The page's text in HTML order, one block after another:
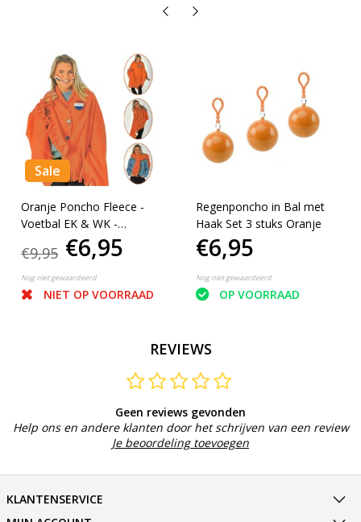
Sale
Oranje Poncho Fleece -
Voetbal EK & WK -
Koningsdag - One size
€9,95 €6,95
Nog niet gewaardeerd
NIET OP VOORRAAD
Regenponcho in Bal met
Haak Set 3 stuks Oranje
€6,95
Nog niet gewaardeerd
OP VOORRAAD
REVIEWS
Geen reviews gevonden
Help ons en andere klanten door het schrijven van een review
Je beoordeling toevoegen
KLANTENSERVICE